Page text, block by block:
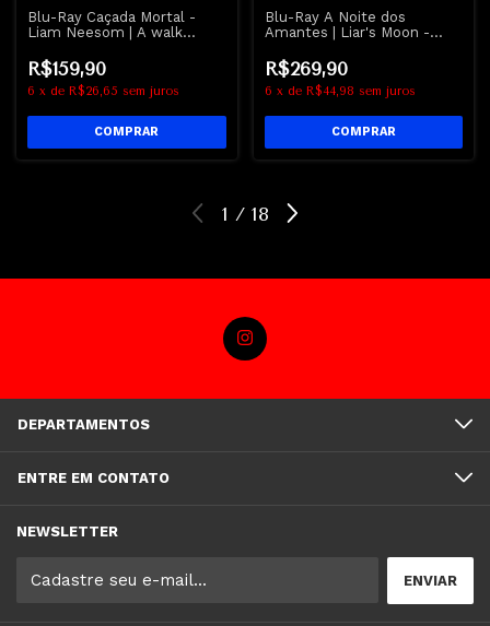
Blu-Ray Caçada Mortal -
Liam Neesom | A walk
R$159,90
6 x de R$26,65 sem juros
Blu-Ray A Noite dos
Amantes | Liar's Moon -
R$269,90
6 x de R$44,98 sem juros
1 / 18
DEPARTAMENTOS
ENTRE EM CONTATO
NEWSLETTER